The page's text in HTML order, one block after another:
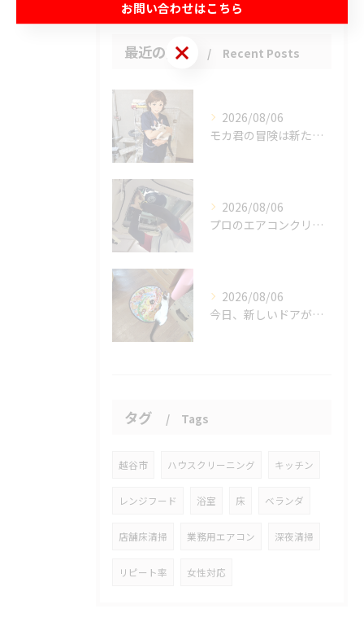
最近の投稿 Recent Posts
2026/08/06
モカ君の冒険は新たな幕を開けました。
2026/08/06
プロのエアコンクリーニングは、店舗やオフィスにおいて多くのメ...
2026/08/06
今日、新しいドアが開かれました。
タグ Tags
越谷市 ハウスクリーニング キッチン
レンジフード 浴室 床 ベランダ
店舗床清掃 業務用エアコン 深夜清掃
リピート率 女性対応
お問い合わせはこちら
お問い合わせはこちら